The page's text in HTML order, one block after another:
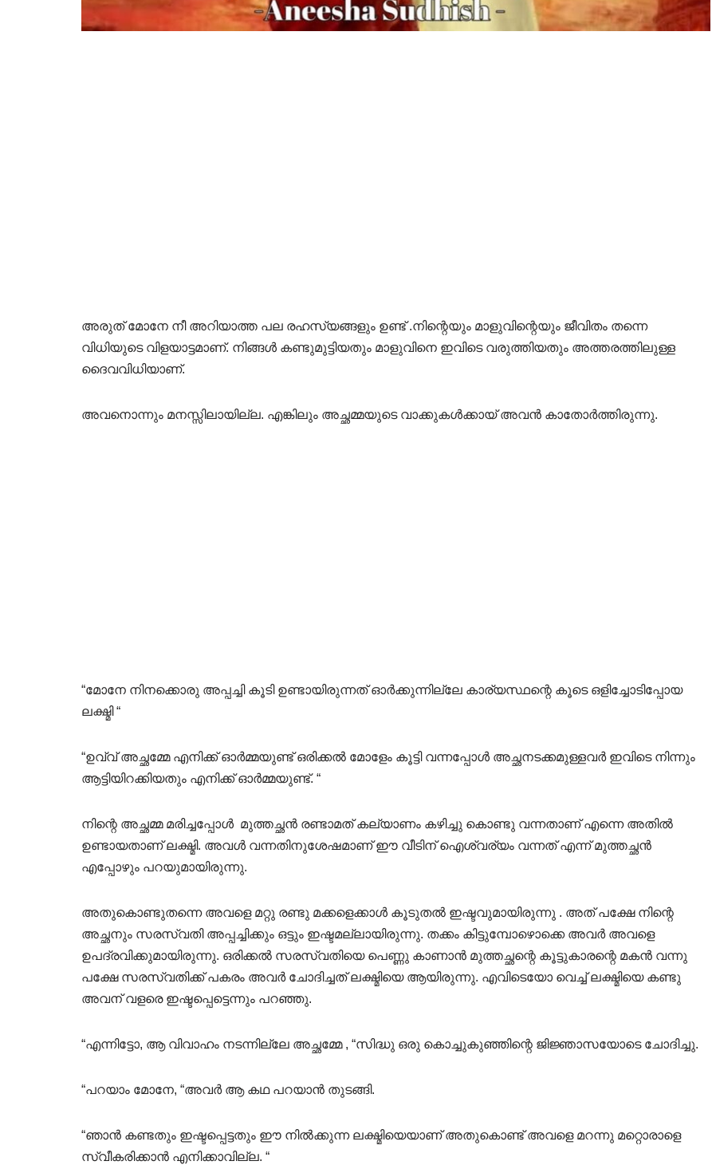
അരുത് മോനേ നീ അറിയാത്ത പല രഹസ്യങ്ങളും ഉണ്ട് .നിന്റെയും മാളുവിന്റെയും ജീവിതം തന്നെ
വിധിയുടെ വിളയാട്ടമാണ്. നിങ്ങൾ കണ്ടുമുട്ടിയതും മാളുവിനെ ഇവിടെ വരുത്തിയതും അത്തരത്തിലുള്ള
ദൈവവിധിയാണ്.
അവനൊന്നും മനസ്സിലായില്ല. എങ്കിലും അച്ഛമ്മയുടെ വാക്കുകൾക്കായ് അവൻ കാതോർത്തിരുന്നു.
“മോനേ നിനക്കൊരു അപ്പച്ചി കൂടി ഉണ്ടായിരുന്നത് ഓർക്കുന്നില്ലേ കാര്യസ്ഥന്റെ കൂടെ ഒളിച്ചോടിപ്പോയ
ലക്ഷ്മി “
“ഉവ്വ് അച്ഛമ്മേ എനിക്ക് ഓർമ്മയുണ്ട് ഒരിക്കൽ മോളേം കൂട്ടി വന്നപ്പോൾ അച്ഛനടക്കമുള്ളവർ ഇവിടെ നിന്നും
ആട്ടിയിറക്കിയതും എനിക്ക് ഓർമ്മയുണ്ട്. “
നിന്റെ അച്ഛമ്മ മരിച്ചപ്പോൾ മുത്തച്ഛൻ രണ്ടാമത് കല്യാണം കഴിച്ചു കൊണ്ടു വന്നതാണ് എന്നെ അതിൽ
ഉണ്ടായതാണ് ലക്ഷ്മി. അവൾ വന്നതിനുശേഷമാണ് ഈ വീടിന് ഐശ്വര്യം വന്നത് എന്ന് മുത്തച്ഛൻ
എപ്പോഴും പറയുമായിരുന്നു.
അതുകൊണ്ടുതന്നെ അവളെ മറ്റു രണ്ടു മക്കളെക്കാൾ കൂടുതൽ ഇഷ്ടവുമായിരുന്നു . അത് പക്ഷേ നിന്റെ
അച്ഛനും സരസ്വതി അപ്പച്ചിക്കും ഒട്ടും ഇഷ്ടമല്ലായിരുന്നു. തക്കം കിട്ടുമ്പോഴൊക്കെ അവർ അവളെ
ഉപദ്രവിക്കുമായിരുന്നു. ഒരിക്കൽ സരസ്വതിയെ പെണ്ണു കാണാൻ മുത്തച്ഛന്റെ കൂട്ടുകാരന്റെ മകൻ വന്നു
പക്ഷേ സരസ്വതിക്ക് പകരം അവർ ചോദിച്ചത് ലക്ഷ്മിയെ ആയിരുന്നു. എവിടെയോ വെച്ച് ലക്ഷ്മിയെ കണ്ടു
അവന് വളരെ ഇഷ്ടപ്പെട്ടെന്നും പറഞ്ഞു.
“എന്നിട്ടോ, ആ വിവാഹം നടന്നില്ലേ അച്ഛമ്മേ , “സിദ്ധു ഒരു കൊച്ചുകുഞ്ഞിന്റെ ജിജ്ഞാസയോടെ ചോദിച്ചു.
“പറയാം മോനേ, “അവർ ആ കഥ പറയാൻ തുടങ്ങി.
“ഞാൻ കണ്ടതും ഇഷ്ടപ്പെട്ടതും ഈ നിൽക്കുന്ന ലക്ഷ്മിയെയാണ് അതുകൊണ്ട് അവളെ മറന്നു മറ്റൊരാളെ
സ്വീകരിക്കാൻ എനിക്കാവില്ല. “